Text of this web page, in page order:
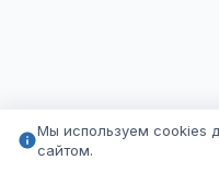
Мы используем cookies
сайтом.